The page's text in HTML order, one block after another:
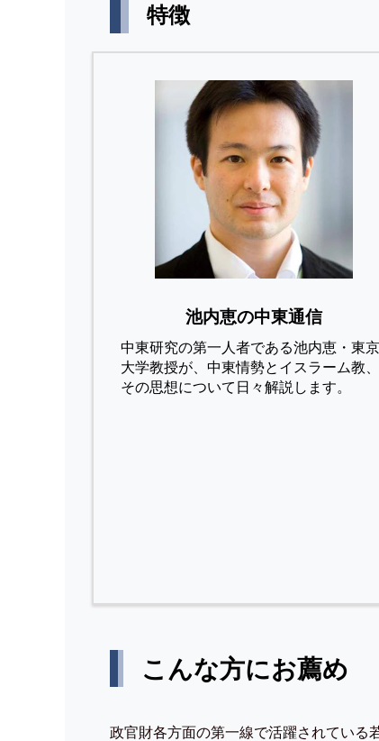
特徴
池内恵の中東通信
中東研究の第⼀⼈者である池内恵・東京
⼤学教授が、中東情勢とイスラーム教、
その思想について⽇々解説します。
こんな方にお薦め
政官財各方面の第一線で活躍されている